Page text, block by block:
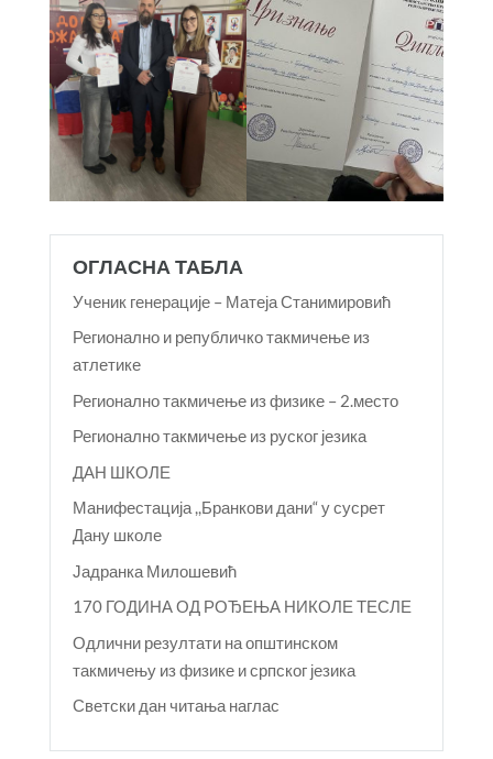
ОГЛАСНА ТАБЛА
Ученик генерације – Матеја Станимировић
Регионално и републичко такмичење из
атлетике
Регионално такмичење из физике – 2.место
Регионално такмичење из руског језика
ДАН ШКОЛЕ
Манифестација ,,Бранкови дани“ у сусрет
Дану школе
Јадранка Милошевић
170 ГОДИНА ОД РОЂЕЊА НИКОЛЕ ТЕСЛЕ
Одлични резултати на општинском
такмичењу из физике и српског језика
Светски дан читања наглас